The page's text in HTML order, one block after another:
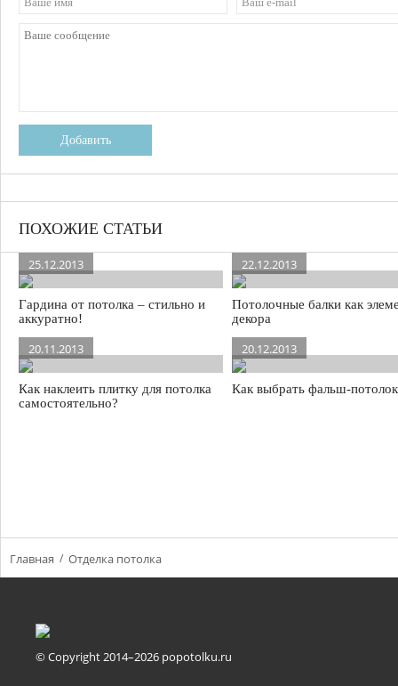
Добавить
ПОХОЖИЕ СТАТЬИ
25.12.2013
Гардина от потолка – стильно и
аккуратно!
22.12.2013
Потолочные балки как
декора
20.11.2013
Как наклеить плитку для потолка
самостоятельно?
20.12.2013
Как выбрать фальш-
Главная Отделка потолка
© Copyright 2014–2026 popotolku.ru